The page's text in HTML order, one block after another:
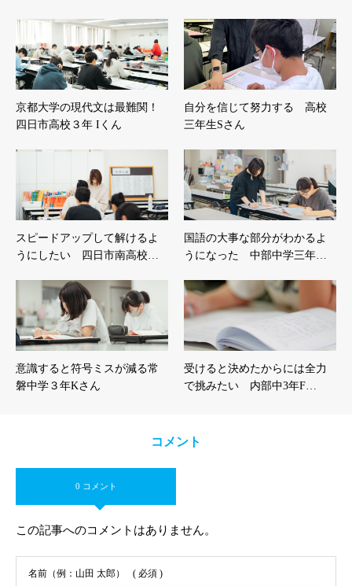
京都大学の現代文は最難関！
四日市高校３年 Iくん
自分を信じて努力する 高校
三年生Sさん
スピードアップして解けるよ
うにしたい 四日市南高校…
国語の大事な部分がわかるよ
うになった 中部中学三年…
意識すると符号ミスが減る常
磐中学３年Kさん
受けると決めたからには全力
で挑みたい 内部中3年F…
コメント
0 コメント
この記事へのコメントはありません。
名前（例：山田 太郎） ( 必須 )